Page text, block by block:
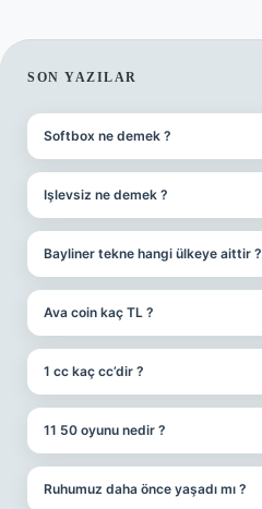
SIDEBAR
SON YAZILAR
Softbox ne demek ?
Işlevsiz ne demek ?
Bayliner tekne hangi ülkeye aittir ?
Ava coin kaç TL ?
1 cc kaç cc’dir ?
11 50 oyunu nedir ?
Ruhumuz daha önce yaşadı mı ?